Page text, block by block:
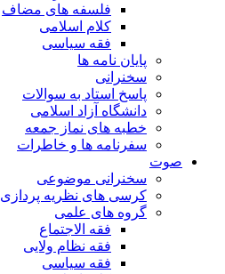
فلسفه های مضاف
کلام اسلامی
فقه سیاسی
پایان نامه ها
سخنرانی
پاسخ استاد به سوالات
دانشگاه آزاد اسلامی
خطبه های نماز جمعه
سفرنامه ها و خاطرات
صوت
سخنرانی موضوعی
کرسی های نظریه پردازی
گروه های علمی
فقه الاجتماع
فقه نظام ولایی
فقه سیاسی